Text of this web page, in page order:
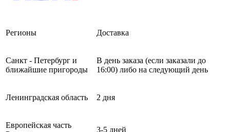
Регионы Доставка
Санкт - Петербург и
ближайшие пригороды
В день заказа (если заказали до
16:00) либо на следующий день
Ленинградская область 2 дня
Европейская часть
3-5 дней